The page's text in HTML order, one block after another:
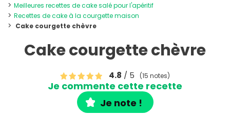
Meilleures recettes de cake salé pour l'apéritif
Recettes de cake à la courgette maison
Cake courgette chèvre
Cake courgette chèvre
4.8 / 5 (15 notes)
Je commente cette recette
Je note !